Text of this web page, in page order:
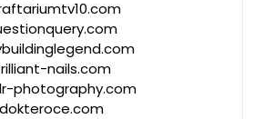
nails.com
photography.com
dokteroce.com